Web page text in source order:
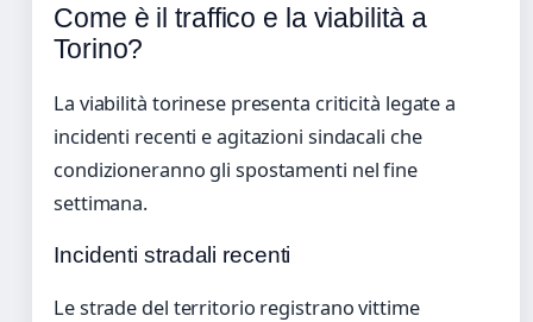
Come è il traffico e la viabilità a
Torino?
La viabilità torinese presenta criticità legate a
incidenti recenti e agitazioni sindacali che
condizioneranno gli spostamenti nel fine
settimana.
Incidenti stradali recenti
Le strade del territorio registrano vittime